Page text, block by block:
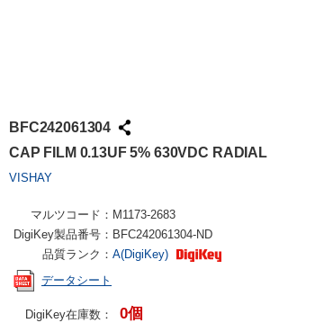
BFC242061304
CAP FILM 0.13UF 5% 630VDC RADIAL
VISHAY
マルツコード： M1173-2683
DigiKey製品番号： BFC242061304-ND
品質ランク： A(DigiKey)
データシート
DigiKey在庫数： 0個